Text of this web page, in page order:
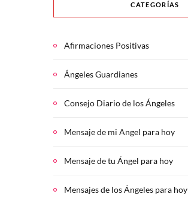
CATEGORÍAS
Afirmaciones Positivas
Ángeles Guardianes
Consejo Diario de los Ángeles
Mensaje de mi Angel para hoy
Mensaje de tu Ángel para hoy
Mensajes de los Ángeles para hoy